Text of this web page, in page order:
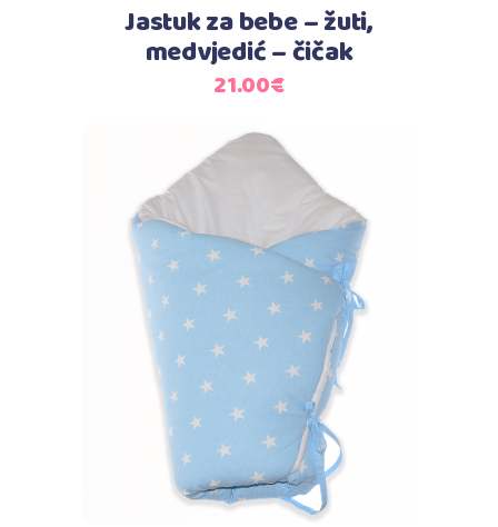
Jastuk za bebe – žuti,
medvjedić – čičak
21.00€
Dodaj u košaricu